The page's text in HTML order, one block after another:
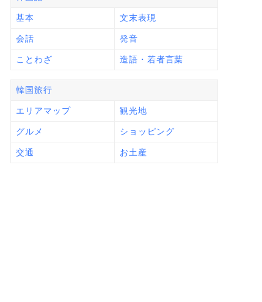
基本 文末表現
会話 発音
ことわざ 造語・若者言葉
韓国旅行
エリアマップ 観光地
グルメ ショッピング
交通 お土産